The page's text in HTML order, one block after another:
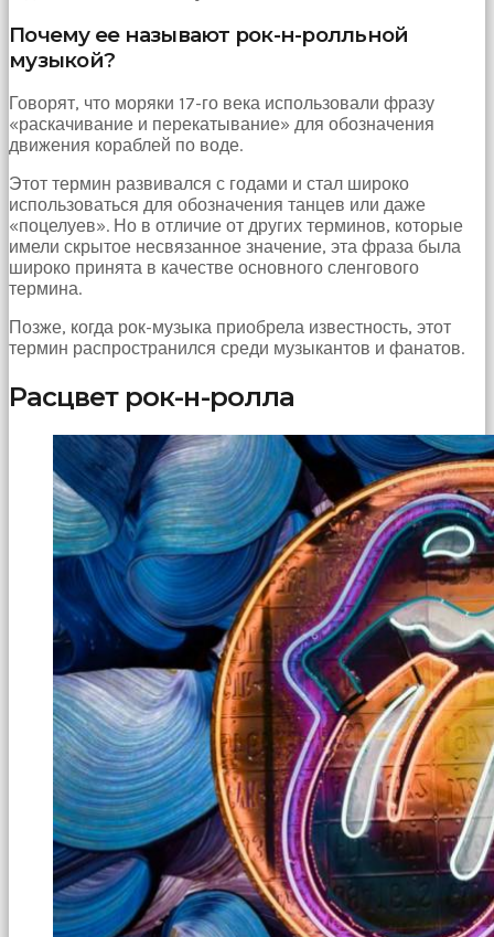
Bu
yüzden
bir
sperm
doğan
kız
gebelik
hastanesinin
yolunu
tutar.
Почему ее называют рок-н-ролльной
музыкой?
Говорят, что моряки 17-го века использовали фразу
«раскачивание и перекатывание» для обозначения
движения кораблей по воде.
Этот термин развивался с годами и стал широко
использоваться для обозначения танцев или даже
«поцелуев». Но в отличие от других терминов, которые
имели скрытое несвязанное значение, эта фраза была
широко принята в качестве основного сленгового
термина.
Позже, когда рок-музыка приобрела известность, этот
термин распространился среди музыкантов и фанатов.
Расцвет рок-н-ролла